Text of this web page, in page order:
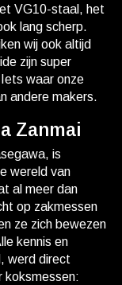
VG10-staal, het
lang scherp.
wij ook altijd
zijn super
waar onze
andere makers.
Zanmai
is
wereld van
al meer dan
op zakmessen
ze zich bewezen
kennis en
werd direct
koksmessen: